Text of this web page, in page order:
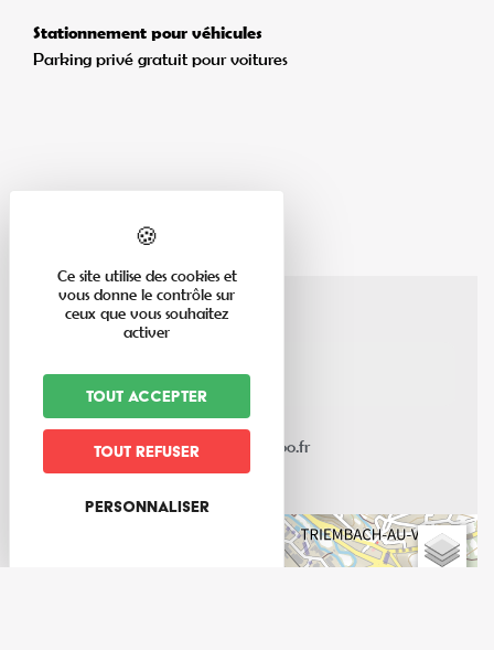
Stationnement pour véhicules
Parking privé gratuit pour voitures
67220 Neuve Eglise
03 88 57 16 75
mairie.neuve-eglise@wanadoo.fr
Ce site utilise des cookies et
vous donne le contrôle sur
ceux que vous souhaitez
activer
Tout accepter
Tout refuser
Personnaliser